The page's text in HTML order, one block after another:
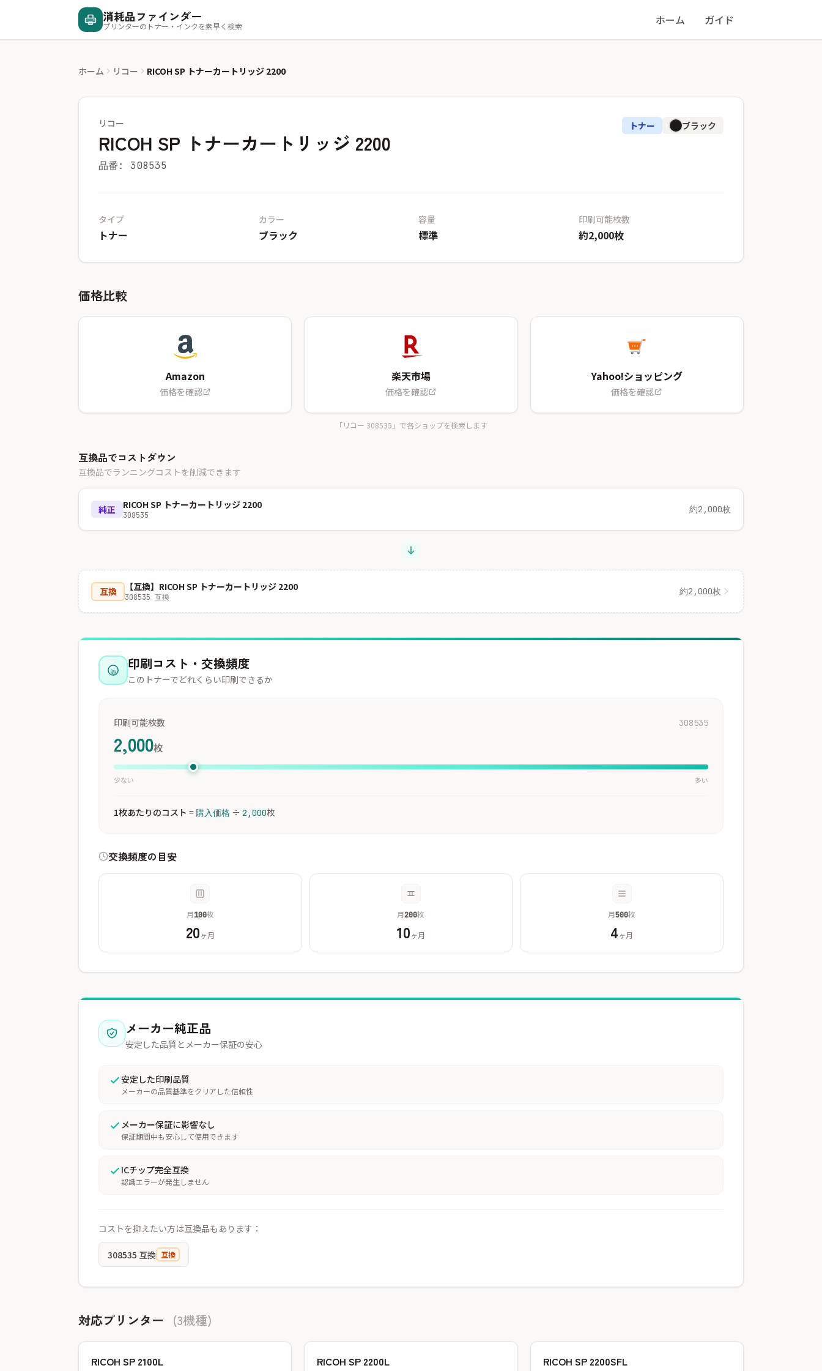
消耗品ファインダー
プリンターのトナー・インクを素早く検索 ホーム ガイド
ホーム リコー RICOH SP トナーカートリッジ 2200
リコー
RICOH SP トナーカートリッジ 2200
品番: 308535
トナー ブラック
タイプ
トナー
カラー
ブラック
容量
標準
印刷可能枚数
約2,000枚
価格比較
Amazon
価格を確認
楽天市場
価格を確認
Yahoo!ショッピング
価格を確認
「リコー 308535」で各ショップを検索します
互換品でコストダウン
互換品でランニングコストを削減できます
純正 RICOH SP トナーカートリッジ 2200
308535
約2,000枚
互換 【互換】RICOH SP トナーカートリッジ 2200
308535 互換
約2,000枚
印刷コスト・交換頻度
このトナーでどれくらい印刷できるか
印刷可能枚数
2,000枚
308535
少ない 多い
1枚あたりのコスト =購入価格 ÷ 2,000枚
交換頻度の目安
月100枚
20ヶ月
月200枚
10ヶ月
月500枚
4ヶ月
メーカー純正品
安定した品質とメーカー保証の安心
安定した印刷品質
メーカーの品質基準をクリアした信頼性
メーカー保証に影響なし
保証期間中も安心して使用できます
ICチップ完全互換
認識エラーが発生しません
コストを抑えたい方は互換品もあります：
308535 互換 互換
対応プリンター (3機種)
RICOH SP 2100L RICOH SP 2200L RICOH SP 2200SFL